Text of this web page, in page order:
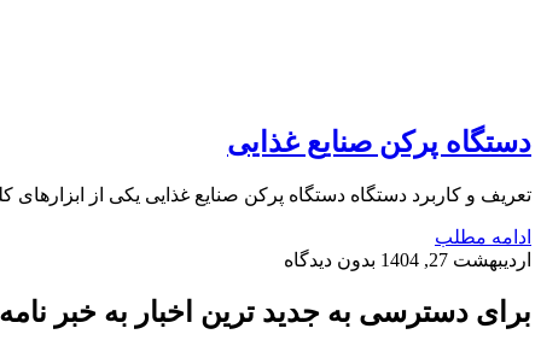
دستگاه پرکن صنایع غذایی
تعریف و کاربرد دستگاه دستگاه پرکن صنایع غذایی یکی از
ادامه مطلب
اردیبهشت 27, 1404
بدون دیدگاه
برای دسترسی به جدید ترین اخبار به خبر نامه